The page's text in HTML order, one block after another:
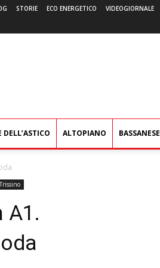
STORIE ECO ENERGETICO VIDEOGIORNALE
DELL’ASTICO ALTOPIANO BASSANESE
Trissino
A1.